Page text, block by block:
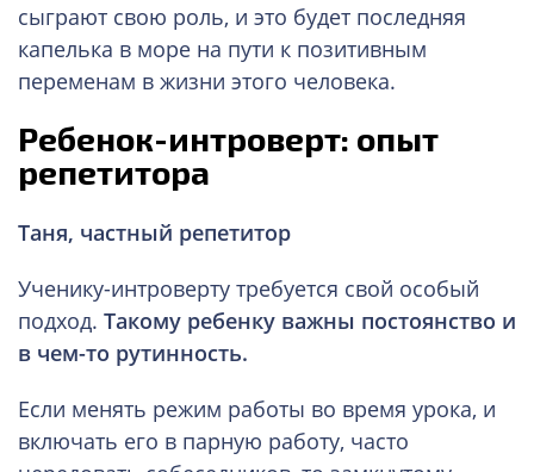
сыграют свою роль, и это будет последняя
капелька в море на пути к позитивным
переменам в жизни этого человека.
Ребенок-интроверт: опыт
репетитора
Таня, частный репетитор
Ученику-интроверту требуется свой особый
подход. Такому ребенку важны постоянство и
в чем-то рутинность.
Если менять режим работы во время урока, и
включать его в парную работу, часто